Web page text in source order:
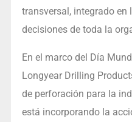
transversal, integrado en
decisiones de toda la
En el marco del Día
Longyear Drilling
de perforación para la
está incorporando la